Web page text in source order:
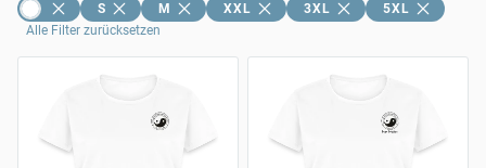
S M XXL 3XL
5XL
Alle Filter zurücksetzen